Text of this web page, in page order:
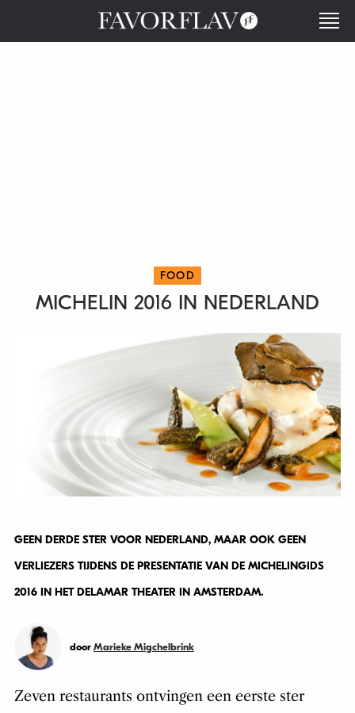
FOOD
MICHELIN 2016 IN NEDERLAND
GEEN DERDE STER VOOR NEDERLAND, MAAR OOK GEEN
VERLIEZERS TIJDENS DE PRESENTATIE VAN DE MICHELINGIDS
2016 IN HET DELAMAR THEATER IN AMSTERDAM.
door Marieke Migchelbrink
Zeven restaurants ontvingen een eerste ster